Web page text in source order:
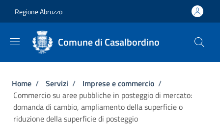
Regione Abruzzo
Comune di Casalbordino
Briciole di pane
Home / Servizi / Imprese e commercio /
Commercio su aree pubbliche in posteggio di mercato:
domanda di cambio, ampliamento della superficie o
riduzione della superficie di posteggio